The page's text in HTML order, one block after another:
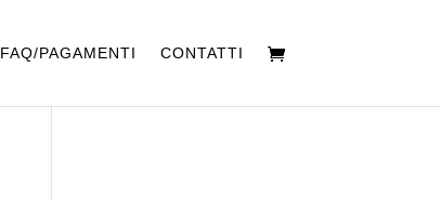
FAQ/PAGAMENTI CONTATTI